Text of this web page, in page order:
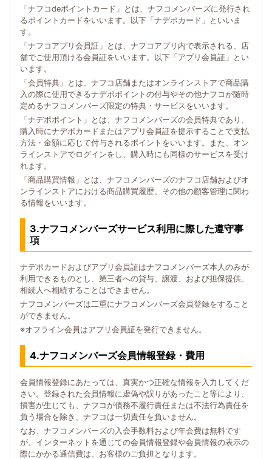
「ナフコdeポイントカード」とは、ナフコメンバーズに発行され
るポイントカードをいいます。以下「ナデポカード」といいま
す。
「ナフコアプリ会員証」とは、ナフコアプリ内で表示される、店
舗でご使用頂ける会員証をいいます。以下「アプリ会員証」とい
います。
「会員特典」とは、ナフコ店舗またはオンラインストアで商品購
入の際に使用できるナデポポイントの付与やその他ナフコが随時
定めるナフコメンバーズ限定の特典・サービスをいいます。
「ナデポポイント」とは、ナフコメンバーズの会員特典であり、
購入時にナデポカードまたはアプリ会員証を提示することで支払
方法・金額に応じて付与されるポイントをいいます。また、オン
ラインストアでログインをし、購入時にも同様のサービスを受け
れます。
「商品購買情報」とは、ナフコメンバーズのナフコ店舗およびオ
ンラインストアにおける商品購買履歴、その他の顧客管理に関わ
る情報をいいます。
3.ナフコメンバーズサービス利用に際した遵守事
項
ナデポカードおよびアプリ会員証はナフコメンバーズ本人のみが
利用できるものとし、第三者への貸与、譲渡、および担保提供、
相続人へ相続することはできません。
ナフコメンバーズは二重にナフコメンバーズ会員登録をすること
ができません。
※オフライン会員はアプリ会員証を発行できません。
4.ナフコメンバーズ会員情報登録・費用
会員情報登録にあたっては、真実かつ正確な情報を入力してくだ
さい。登録された会員情報に虚偽や誤りがあったこと等により、
損害が生じても、ナフコが債務不履行責任または不法行為責任を
負う場合を除き、ナフコは一切責任を負いません。
なお、ナフコメンバーズの入会手数料および年会費は無料です
が、インターネットを通じての会員情報登録や会員情報の表示の
際にかかる通信費は、お客様のご負担となります。